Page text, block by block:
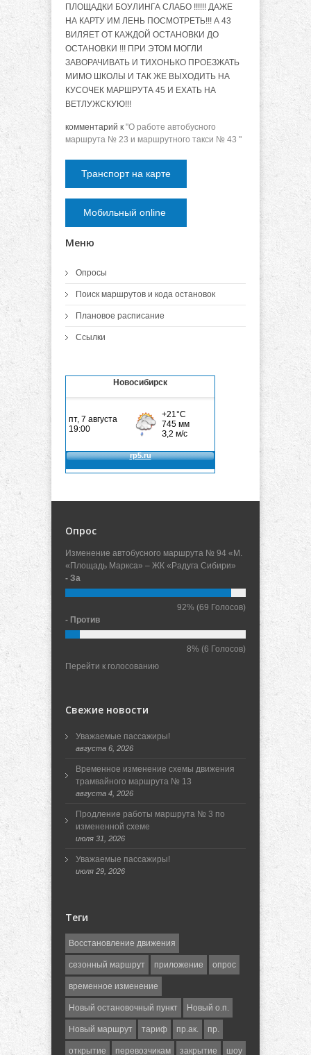
ПЛОЩАДКИ БОУЛИНГА СЛАБО !!!!!! ДАЖЕ
НА КАРТУ ИМ ЛЕНЬ ПОСМОТРЕТЬ!!! А 43
ВИЛЯЕТ ОТ КАЖДОЙ ОСТАНОВКИ ДО
ОСТАНОВКИ !!! ПРИ ЭТОМ МОГЛИ
ЗАВОРАЧИВАТЬ И ТИХОНЬКО ПРОЕЗЖАТЬ
МИМО ШКОЛЫ И ТАК ЖЕ ВЫХОДИТЬ НА
КУСОЧЕК МАРШРУТА 45 И ЕХАТЬ НА
ВЕТЛУЖСКУЮ!!!
комментарий к "О работе автобусного
маршрута № 23 и маршрутного такси № 43 "
Транспорт на карте
Мобильный online
Меню
Опросы
Поиск маршрутов и кода остановок
Плановое расписание
Ссылки
Новосибирск
Опрос
Изменение автобусного маршрута № 94 «М.
«Площадь Маркса» – ЖК «Радуга Сибири»
- За
92% (69 Голосов)
- Против
8% (6 Голосов)
Перейти к голосованию
Свежие новости
Уважаемые пассажиры!
августа 6, 2026
Временное изменение схемы движения
трамвайного маршрута № 13
августа 4, 2026
Продление работы маршрута № 3 по
измененной схеме
июля 31, 2026
Уважаемые пассажиры!
июля 29, 2026
Теги
Восстановление движения
сезонный маршрут приложение опрос
временное изменение
Новый остановочный пункт Новый о.п.
Новый маршрут тариф пр.ак. пр.
открытие перевозчикам закрытие шоу